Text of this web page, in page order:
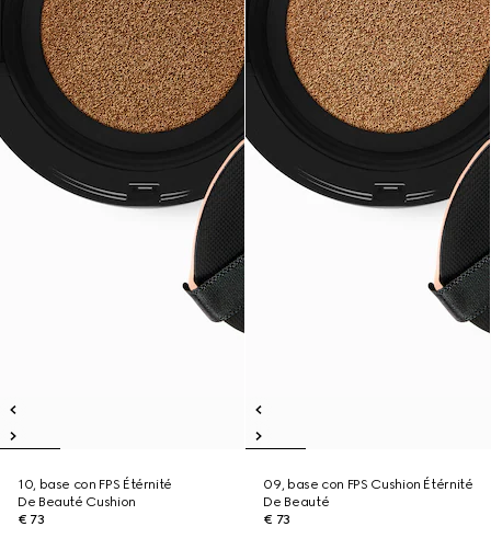
10, base con FPS Étérnité
De Beauté Cushion
€ 73
09, base con FPS Cushion Étérnité
De Beauté
€ 73